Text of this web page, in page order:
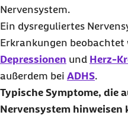
Nervensystem.
Ein dysreguliertes
Erkrankungen beobachtet
Depressionen und Herz-
außerdem bei ADHS.
Typische Symptome, die
Nervensystem hinweisen